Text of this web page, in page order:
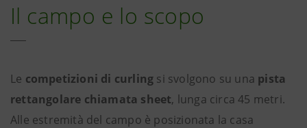
Il campo e lo scopo
Le competizioni di curling si svolgono su una pista
rettangolare chiamata sheet, lunga circa 45 metri.
Alle estremità del campo è posizionata la casa